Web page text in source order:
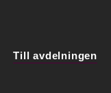
Till avdelningen